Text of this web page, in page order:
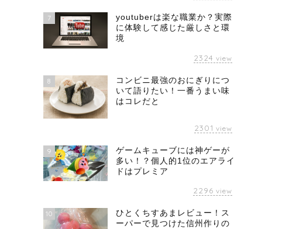
7
youtuberは楽な職業か？実際
に体験して感じた厳しさと環
境
2324 view
8
コンビニ最強のおにぎりにつ
いて語りたい！一番うまい味
はコレだと
2301 view
9
ゲームキューブには神ゲーが
多い！？個人的1位のエアライ
ドはプレミア
2296 view
10
ひとくちすあまレビュー！ス
ーパーで見つけた信州作りの